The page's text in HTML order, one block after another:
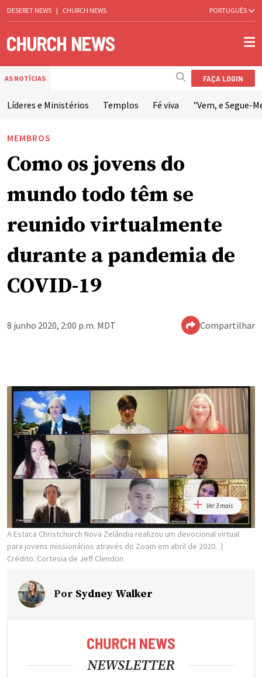
DESERET NEWS | CHURCH NEWS PORTUGUÊS
AS NOTÍCIAS FAÇA LOGIN
Líderes e Ministérios Templos Fé viva "Vem, e Segue-
MEMBROS
Como os jovens do
mundo todo têm se
reunido virtualmente
durante a pandemia de
COVID-19
8 junho 2020, 2:00 p.m. MDT Compartilhar
Ver 3 mais
A Estaca Christchurch Nova Zelândia realizou um devocional virtual
para jovens missionários através do Zoom em abril de 2020.
Crédito: Cortesia de Jeff Clendon
Por Sydney Walker
NEWSLETTER